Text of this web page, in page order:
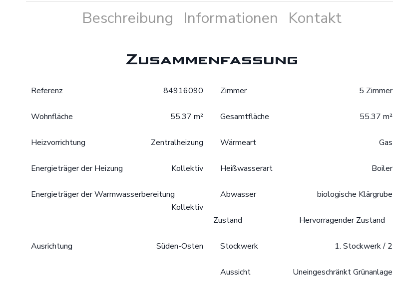
Beschreibung Informationen Kontakt
Zusammenfassung
Referenz 84916090 Zimmer 5 Zimmer
Wohnfläche 55.37 m² Gesamtfläche 55.37 m²
Heizvorrichtung Zentralheizung Wärmeart Gas
Energieträger der Heizung Kollektiv Heißwasserart Boiler
Energieträger der Warmwasserbereitung
Kollektiv
Abwasser biologische Klärgrube
Zustand Hervorragender Zustand
Stockwerk 1. Stockwerk / 2
Ausrichtung Süden-Osten
Aussicht Uneingeschränkt Grünanlage